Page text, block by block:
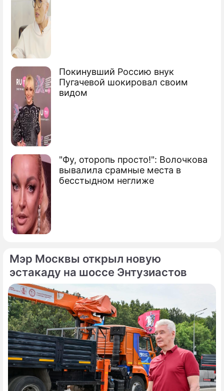
Покинувший Россию внук
Пугачевой шокировал своим
видом
"Фу, оторопь просто!": Волочкова
вывалила срамные места в
бесстыдном неглиже
Мир оценил ущерб от аферы века
В США рухнула финансовая пирамида
Сюжеты
Мошенники и аферисты
Мэр Москвы открыл новую
эстакаду на шоссе Энтузиастов